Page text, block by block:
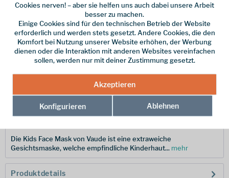
15,00 € *
inkl. MwSt.zzgl. Versandkosten
Farbe
Die Kids Face Mask von Vaude ist eine extraweiche
Gesichtsmaske, welche empfindliche Kinderhaut... mehr
Produktdetails
Cookies nerven! – aber sie helfen uns auch dabei unsere Arbeit
besser zu machen.
Einige Cookies sind für den technischen Betrieb der Website
erforderlich und werden stets gesetzt. Andere Cookies, die den
Komfort bei Nutzung unserer Website erhöhen, der Werbung
dienen oder die Interaktion mit anderen Websites vereinfachen
sollen, werden nur mit deiner Zustimmung gesetzt.
Akzeptieren
Konfigurieren Ablehnen